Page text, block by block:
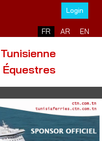
Login
Sélectionnez votre
FR AR EN